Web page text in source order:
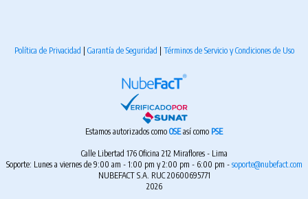
Política de Privacidad | Garantía de Seguridad | Términos de Servicio y Condiciones de Uso
Estamos autorizados como OSEasí como PSE
Calle Libertad 176 Oficina 212 Miraflores - Lima
Soporte: Lunes a viernes de 9:00 am - 1:00 pm y 2:00 pm - 6:00 pm - soporte@nubefact.com
NUBEFACT S.A. RUC 20600695771
2026